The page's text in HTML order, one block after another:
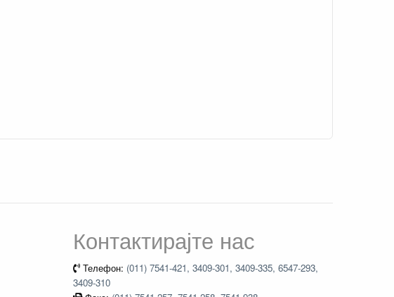
Контактирајте нас
Телефон: (011) 7541-421, 3409-301, 3409-335, 6547-293,
3409-310